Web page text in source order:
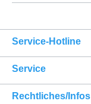
Service-Hotline
Service
Rechtliches/Infos